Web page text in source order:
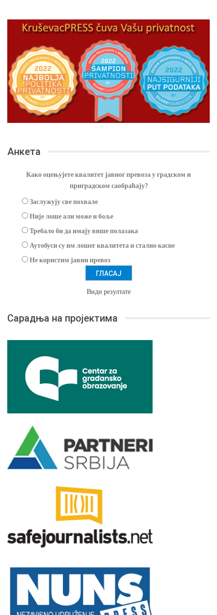
Анкета
Како оцењујете квалитет јавног превоза у градском и
приградском саобраћају?
Заслужују све похвале
Није лоше али може и боље
Требало би да имају више полазака
Аутобуси су им лошег квалитета и стално касне
Не користим јавни превоз
Види резултате
Сарадња на пројектима